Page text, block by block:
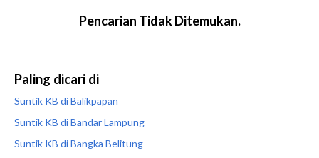
Paling dicari di
Suntik KB di Balikpapan
Suntik KB di Bandar Lampung
Suntik KB di Bangka Belitung